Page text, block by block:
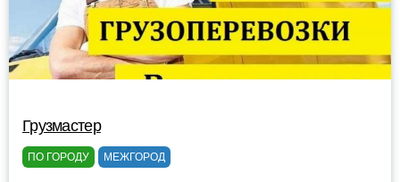
Грузмастер
ПО ГОРОДУ МЕЖГОРОД